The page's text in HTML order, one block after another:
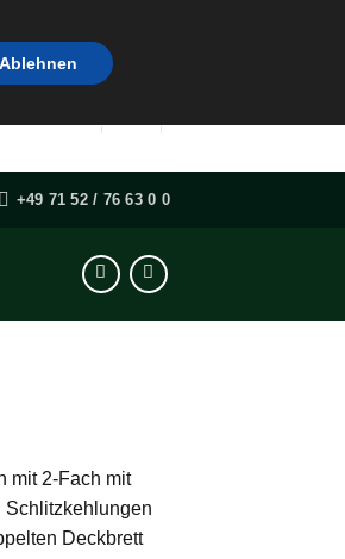
+49 71 52 / 76 63 0 0
mit 2-Fach mit
Schlitzkehlungen
Deckbrett
Ablehnen